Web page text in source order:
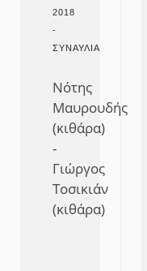
2018
-
ΣΥΝΑΥΛΊΑ
Νότης
Μαυρουδής
(κιθάρα)
-
Γιώργος
Τοσικιάν
(κιθάρα)